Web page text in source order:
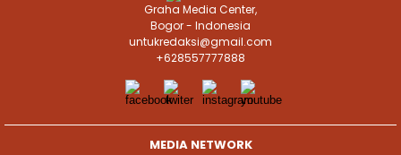
Graha Media Center,
Bogor - Indonesia
untukredaksi@gmail.com
+628557777888
MEDIA NETWORK